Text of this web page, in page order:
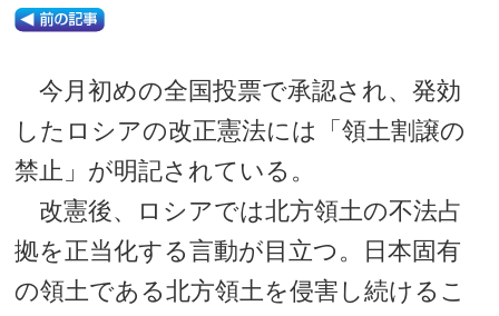
今月初めの全国投票で承認され、発効
したロシアの改正憲法には「領土割譲の
禁止」が明記されている。
改憲後、ロシアでは北方領土の不法占
拠を正当化する言動が目立つ。日本固有
の領土である北方領土を侵害し続けるこ